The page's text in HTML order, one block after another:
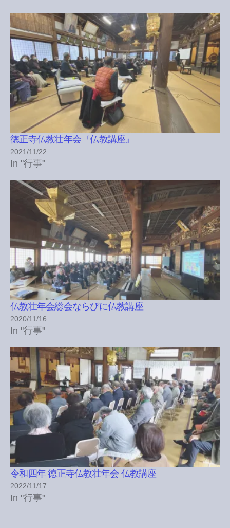
徳正寺仏教壮年会『仏教講座』
2021/11/22
In "行事"
仏教壮年会総会ならびに仏教講座
2020/11/16
In "行事"
令和四年 徳正寺仏教壮年会 仏教講座
2022/11/17
In "行事"